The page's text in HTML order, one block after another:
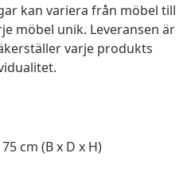
kan variera från möbel till
möbel unik. Leveransen är
varje produkts
cm (B x D x H)